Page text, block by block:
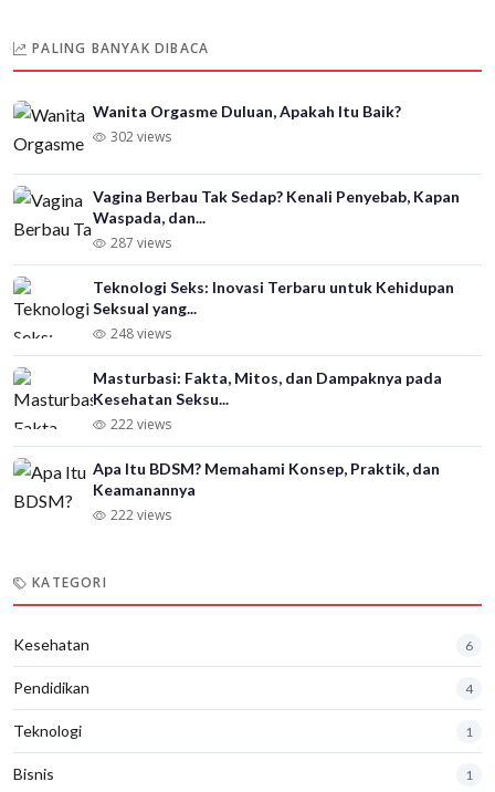
PALING BANYAK DIBACA
Wanita Orgasme Duluan, Apakah Itu Baik?
302 views
Vagina Berbau Tak Sedap? Kenali Penyebab, Kapan
Waspada, dan...
287 views
Teknologi Seks: Inovasi Terbaru untuk Kehidupan
Seksual yang...
248 views
Masturbasi: Fakta, Mitos, dan Dampaknya pada
Kesehatan Seksu...
222 views
Apa Itu BDSM? Memahami Konsep, Praktik, dan
Keamanannya
222 views
KATEGORI
Kesehatan 6
Pendidikan 4
Teknologi 1
Bisnis 1